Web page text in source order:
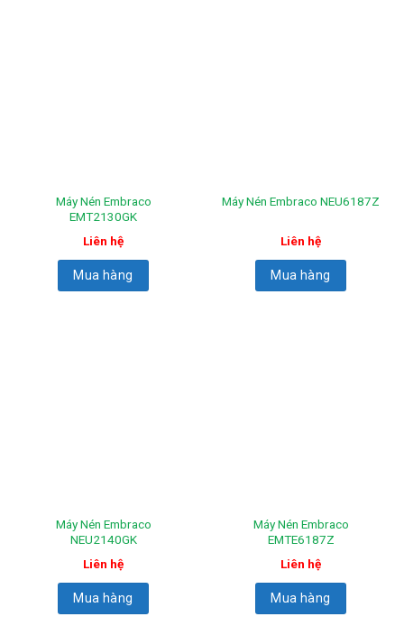
Máy Nén Embraco
EMT2130GK
Liên hệ
Mua hàng
Máy Nén Embraco NEU6187Z
Liên hệ
Mua hàng
Máy Nén Embraco
NEU2140GK
Liên hệ
Mua hàng
Máy Nén Embraco
EMTE6187Z
Liên hệ
Mua hàng